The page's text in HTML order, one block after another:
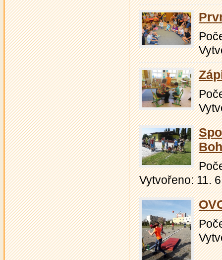
Vytvořeno: 11.